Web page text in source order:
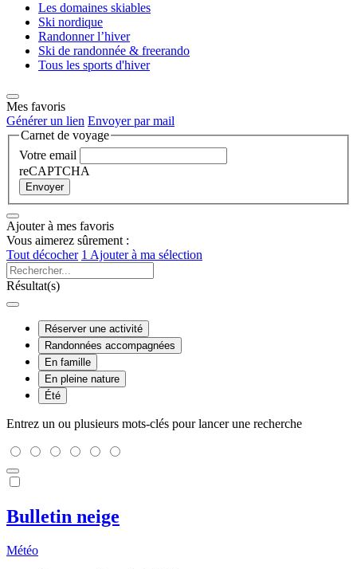
Les domaines skiables
Ski nordique
Randonner l’hiver
Ski de randonnée & freerando
Tous les sports d'hiver
Mes favoris
Générer un lien Envoyer par mail
Carnet de voyage
Votre email
reCAPTCHA
Envoyer
Ajouter à mes favoris
Vous aimerez sûrement :
Tout décocher 1 Ajouter à ma sélection
Résultat(s)
Réserver une activité
Randonnées accompagnées
En famille
En pleine nature
Été
Entrez un ou plusieurs mots-clés pour lancer une recherche
Bulletin neige
Météo